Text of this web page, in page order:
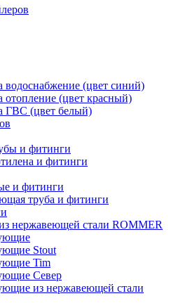
водоснабжение (цвет синий)
(цвет красный)
ГВС (цвет белый)
и фитинги
и фитинги
и фитинги
труба и фитинги
нержавеющей стали ROMMER
Stout
Tim
Север
из нержавеющей стали